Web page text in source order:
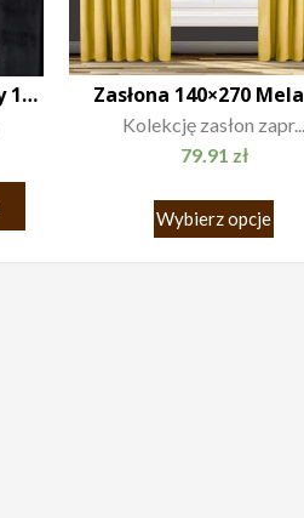
Zasłona welwetowa shiny 140×250 Zasłona 140×270
Kolekcję zasłon zapr...
79.91 zł
Wybierz opcje